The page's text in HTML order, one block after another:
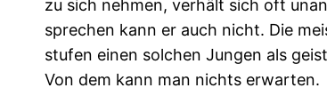
e
s
s
e
zu sich nehmen, verhält sich oft
sprechen kann er auch nicht. Die
stufen einen solchen Jungen als
Von dem kann man nichts erwarten.